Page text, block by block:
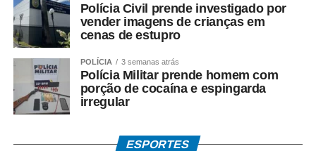
Polícia Civil prende investigado por
vender imagens de crianças em
cenas de estupro
POLÍCIA 3 semanas atrás
Polícia Militar prende homem com
porção de cocaína e espingarda
irregular
ESPORTES